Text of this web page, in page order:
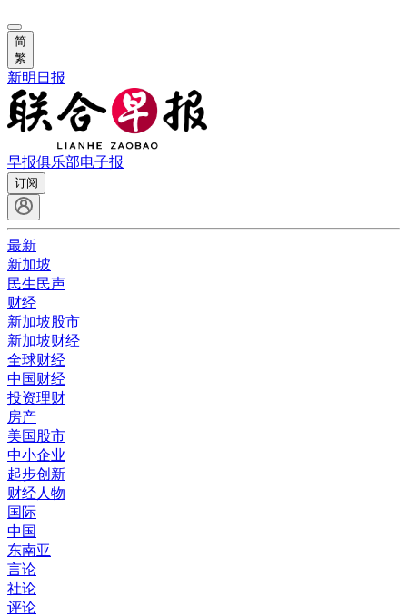
简
繁
新明日报
早报俱乐部电子报
订阅
最新
新加坡
民生民声
财经
新加坡股市
新加坡财经
全球财经
中国财经
投资理财
房产
美国股市
中小企业
起步创新
财经人物
国际
中国
东南亚
言论
社论
评论